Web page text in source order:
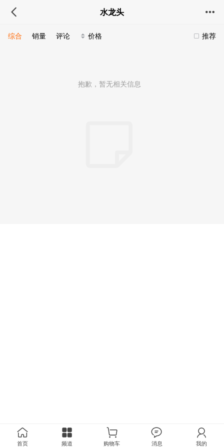
水龙头
推荐
综合 销量 评论 价格
抱歉，暂无相关信息
首页 频道 购物车 消息 我的